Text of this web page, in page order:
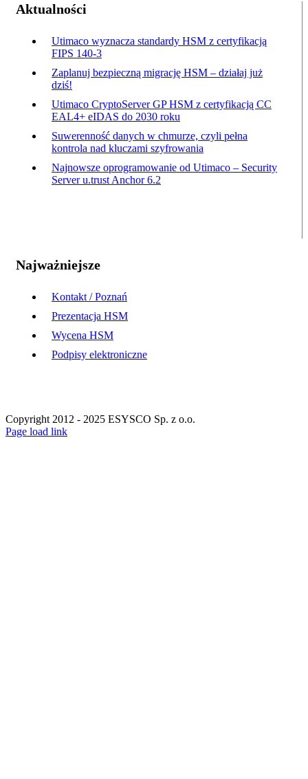
Aktualności
Utimaco wyznacza standardy HSM z certyfikacją
FIPS 140-3
Zaplanuj bezpieczną migrację HSM – działaj już
dziś!
Utimaco CryptoServer GP HSM z certyfikacją CC
EAL4+ eIDAS do 2030 roku
Suwerenność danych w chmurze, czyli pełna
kontrola nad kluczami szyfrowania
Najnowsze oprogramowanie od Utimaco – Security
Server u.trust Anchor 6.2
Najważniejsze
Kontakt / Poznań
Prezentacja HSM
Wycena HSM
Podpisy elektroniczne
Copyright 2012 - 2025 ESYSCO Sp. z o.o.
Facebook
X
Instagram
Pinterest
Page load link